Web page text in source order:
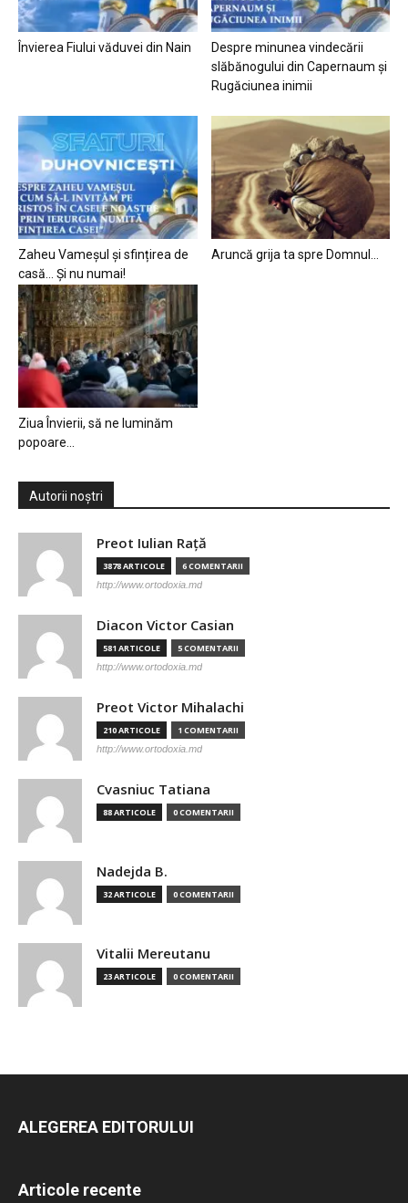
Învierea Fiului văduvei din Nain
Despre minunea vindecării
slăbănogului din Capernaum și
Rugăciunea inimii
Zaheu Vameșul și sfințirea de
casă… Și nu numai!
Aruncă grija ta spre Domnul…
Ziua Învierii, să ne luminăm
popoare…
Autorii noștri
Preot Iulian Raţă
3878 ARTICOLE 6 COMENTARII
http://www.ortodoxia.md
Diacon Victor Casian
581 ARTICOLE 5 COMENTARII
http://www.ortodoxia.md
Preot Victor Mihalachi
210 ARTICOLE 1 COMENTARII
http://www.ortodoxia.md
Cvasniuc Tatiana
88 ARTICOLE 0 COMENTARII
Nadejda B.
32 ARTICOLE 0 COMENTARII
Vitalii Mereutanu
23 ARTICOLE 0 COMENTARII
ALEGEREA EDITORULUI
Articole recente